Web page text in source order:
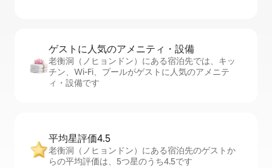
ゲストに人⁠気⁠のア⁠メ⁠ニ⁠テ⁠ィ・設⁠備
老衡洞（ノヒョンドン）にある宿泊先では、キッ
チン、Wi-Fi、プールがゲストに人気のアメニテ
ィ・設備です
平均星評価4.5
老衡洞（ノヒョンドン）にある宿泊先のゲストか
らの平均評価は、5つ星のうち4.5です